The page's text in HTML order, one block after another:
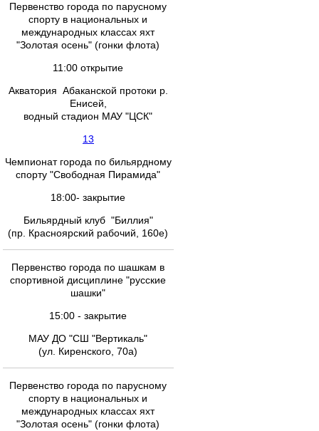
Первенство города по парусному
спорту в национальных и
международных классах яхт
"Золотая осень" (гонки флота)
11:00 открытие
Акватория Абаканской протоки р.
Енисей,
водный стадион МАУ "ЦСК"
13
Чемпионат города по бильярдному
спорту "Свободная Пирамида"
18:00- закрытие
Бильярдный клуб "Биллия"
(пр. Красноярский рабочий, 160е)
Первенство города по шашкам в
спортивной дисциплине "русские
шашки"
15:00 - закрытие
МАУ ДО "СШ "Вертикаль"
(ул. Киренского, 70а)
Первенство города по парусному
спорту в национальных и
международных классах яхт
"Золотая осень" (гонки флота)